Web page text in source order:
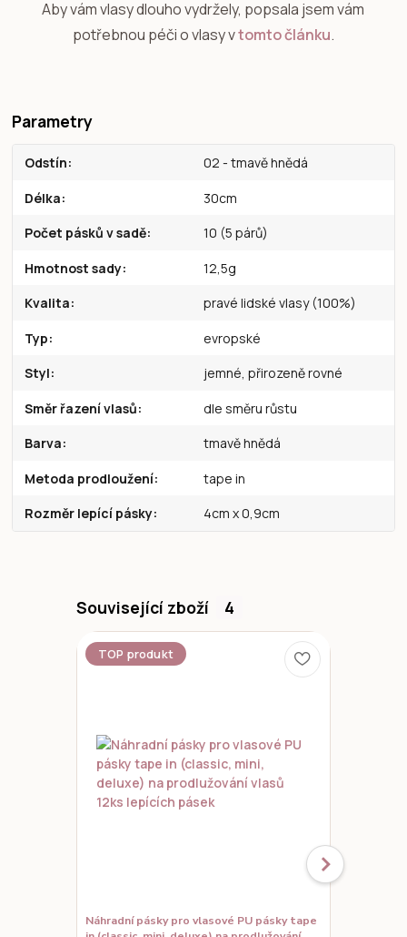
Aby vám vlasy dlouho vydržely, popsala jsem vám
potřebnou péči o vlasy vtomto článku.
Parametry
Odstín 02 - tmavě hnědá
Délka 30cm
Počet pásků v sadě 10 (5 párů)
Hmotnost sady 12,5g
Kvalita pravé lidské vlasy (100%)
Typ evropské
Styl jemné, přirozeně rovné
Směr řazení vlasů dle směru růstu
Barva tmavě hnědá
Metoda prodloužení tape in
Rozměr lepící pásky 4cm x 0,9cm
Související zboží 4
TOP produkt
Náhradní pásky pro vlasové PU pásky tape